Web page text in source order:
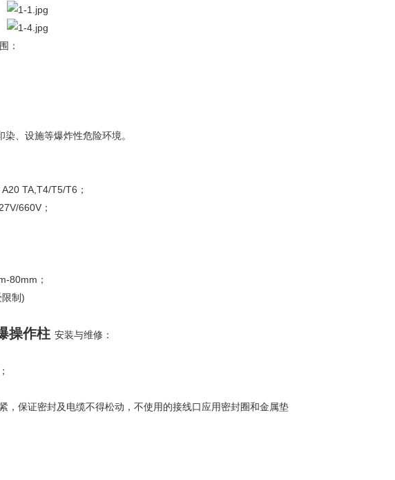
：
、设施等爆炸性危险环境。
TA,T4/T5/T6；
660V；
80mm；
制)
操作柱 安装与维修：
，保证密封及电缆不得松动，不使用的接线口应用密封圈和金属垫